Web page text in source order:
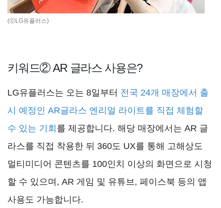
(ⓒLG유플러스)
키워드② AR 글라스 사용은?
LG유플러스는 오는 8일부터 전국 24개 매장에서 출
시 예정인 AR글라스 엔리얼 라이트를 직접 체험할
수 있는 기회 를 제공합니다. 해당 매장에서는 AR 글
라스를 직접 착용한 뒤 360도 UX를 통해 고해상도
멀티미디어 콘텐츠를 100인치 이상의 화면으로 시청
할 수 있으며, AR 게임 및 유튜브, 페이스북 등의 앱
사용도 가능합니다.